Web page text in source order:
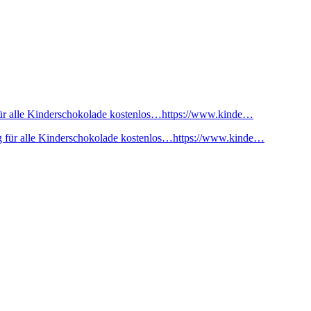
alle Kinderschokolade kostenlos…https://www.kinde…
für alle Kinderschokolade kostenlos…https://www.kinde…